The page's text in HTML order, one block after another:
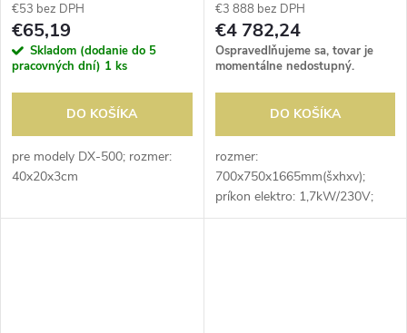
€53 bez DPH
€65,19
Skladom (dodanie do 5
pracovných dní) 1 ks
DO KOŠÍKA
pre modely DX-500; rozmer:
40x20x3cm
€3 888 bez DPH
€4 782,24
Ospravedlňujeme sa, tovar je
momentálne nedostupný.
DO KOŠÍKA
rozmer:
700x750x1665mm(šxhxv);
príkon elektro: 1,7kW/230V;
objem: 496 l; UV sterilizácia